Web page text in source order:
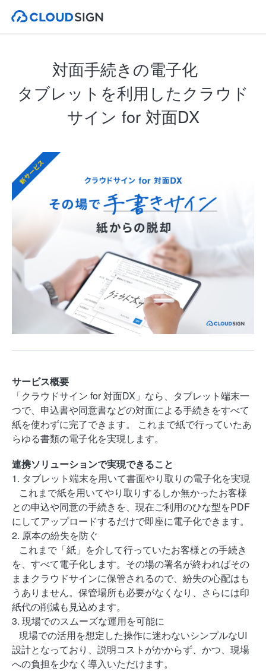
対面手続きの電子化
タブレットを利用したクラウド
サイン for 対面DX
サービス概要
「クラウドサイン for 対面DX」なら、タブレット端末一
つで、申込書や同意書などの対面による手続きをすべて
紙を使わずに完了できます。 これまで紙で行っていたあ
らゆる書類の電子化を実現します。
連携ソリューションで実現できること
1. タブレット端末を用いて書面やり取りの電子化を実現
これまで紙を用いてやり取りするしか無かったお客様
との申込や同意の手続きを、現在ご利用のひな型をPDF
にしてアップロードするだけで即座に電子化できます。
2. 原本の紛失を防ぐ
これまで「紙」を介して行っていたお客様との手続き
を、すべて電子化します。その場の署名が終わればその
ままクラウドサインに保管されるので、紛失の心配はも
うありません。保管場所も必要がなくなり、さらには印
紙代の削減も見込めます。
3. 現場でのスムーズな運用を可能に
現場での活用を想定した操作に迷わないシンプルなUI
設計となっており、説明コストがかからず、かつ、現場
への負担を少なく導入いただけます。